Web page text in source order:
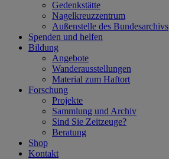
Gedenkstätte
Nagelkreuzzentrum
Außenstelle des Bundesarchivs
Spenden und helfen
Bildung
Angebote
Wanderausstellungen
Material zum Haftort
Forschung
Projekte
Sammlung und Archiv
Sind Sie Zeitzeuge?
Beratung
Shop
Kontakt